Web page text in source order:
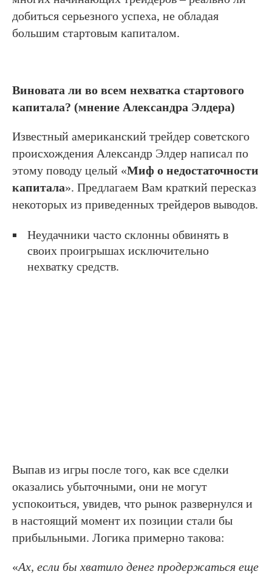
добиться серьезного успеха, не обладая
большим стартовым капиталом.
Виновата ли во всем нехватка стартового
капитала? (мнение Александра Элдера)
Известный американский трейдер советского
происхождения Александр Элдер написал по
этому поводу целый «Миф о недостаточности
капитала». Предлагаем Вам краткий пересказ
некоторых из приведенных трейдеров выводов.
Неудачники часто склонны обвинять в
своих проигрышах исключительно
нехватку средств.
Выпав из игры после того, как все сделки
оказались убыточными, они не могут
успокоиться, увидев, что рынок развернулся и
в настоящий момент их позиции стали бы
прибыльными. Логика примерно такова:
«Ах, если бы хватило денег продержаться еще